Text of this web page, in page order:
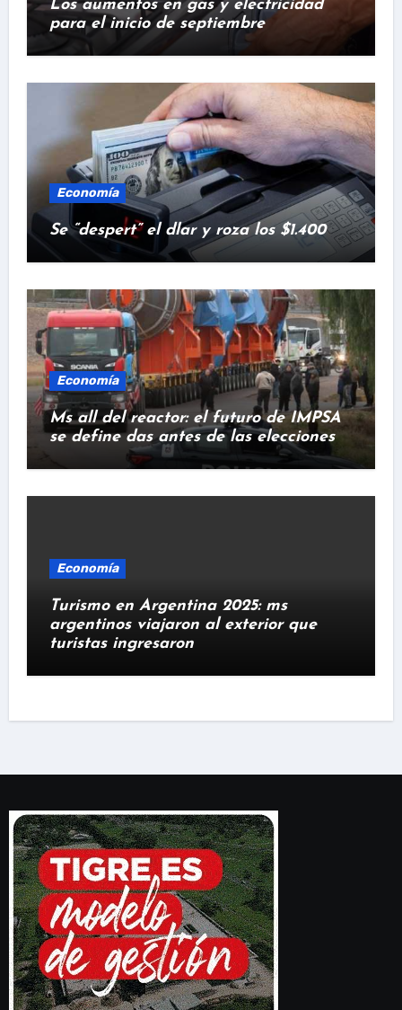
Los aumentos en gas y electricidad
para el inicio de septiembre
Economía
Se “despert” el dlar y roza los $1.400
Economía
Ms all del reactor: el futuro de IMPSA
se define das antes de las elecciones
Economía
Turismo en Argentina 2025: ms
argentinos viajaron al exterior que
turistas ingresaron